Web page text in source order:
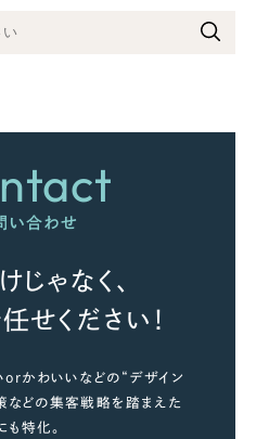
い合わせ
じゃなく、
せください！
orかわいいなどの“デザイン
などの集客戦略を踏まえた
も特化。